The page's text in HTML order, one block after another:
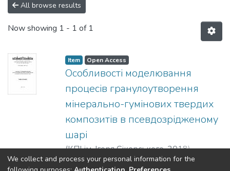
All browse results
Now showing 1 - 1 of 1
Item Open Access
Особливості моделювання
процесів гранулоутворення
мінерально-гумінових твердих
композитів в псевдозрідженому
шарі
(КПІ ім. Ігоря Сікорського,2018)
Корнієнко, Ярослав Микитович;Сачок,
Show more
We collect and process your personal information for the